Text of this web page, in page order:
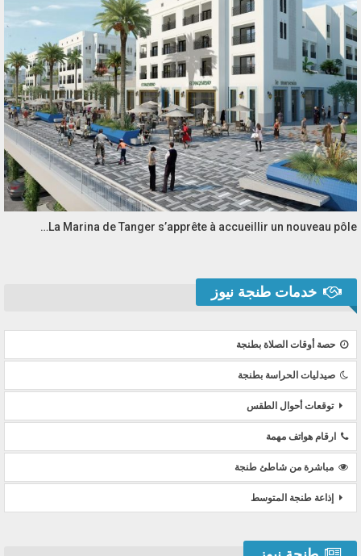
La Marina de Tanger s’apprête à accueillir un nouveau pôle…
خدمات طنجة نيوز
حصة أوقات الصلاة بطنجة
صيدليات الحراسة بطنجة
توقعات أحوال الطقس
ارقام هواتف مهمة
مباشرة من شاطئ طنجة
إذاعة طنجة المتوسط